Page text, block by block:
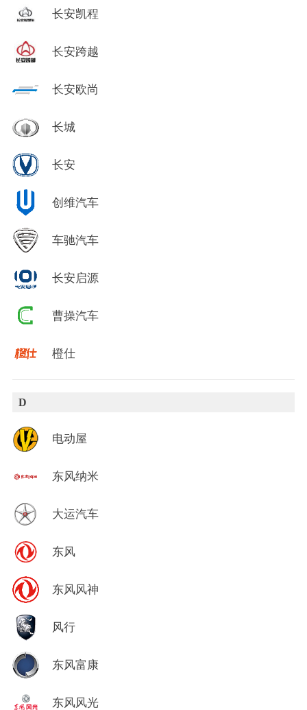
长安凯程
长安跨越
长安欧尚
长城
长安
创维汽车
车驰汽车
长安启源
曹操汽车
橙仕
D
电动屋
东风纳米
大运汽车
东风
东风风神
风行
东风富康
东风风光